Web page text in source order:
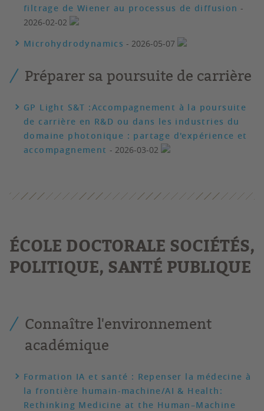
filtrage de Wiener au processus de diffusion -
2026-02-02
Microhydrodynamics - 2026-05-07
Préparer sa poursuite de carrière
GP Light S&T :Accompagnement à la poursuite
de carrière en R&D ou dans les industries du
domaine photonique : partage d'expérience et
accompagnement - 2026-03-02
ÉCOLE DOCTORALE SOCIÉTÉS,
POLITIQUE, SANTÉ PUBLIQUE
Connaître l'environnement
académique
Formation IA et santé : Repenser la médecine à
la frontière humain-machine/AI & Health:
Rethinking Medicine at the Human–Machine